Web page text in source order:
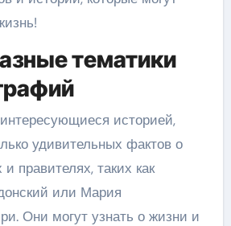
тематики
историей,
удивительных фактов о
правителях, таких как
или Мария
Они могут узнать о жизни и